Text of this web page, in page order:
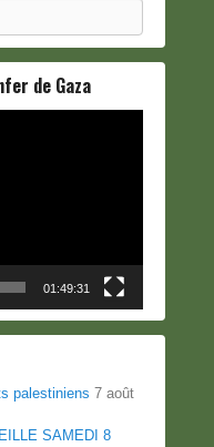
de Gaza
01:49:31
palestiniens 7 août
SAMEDI 8